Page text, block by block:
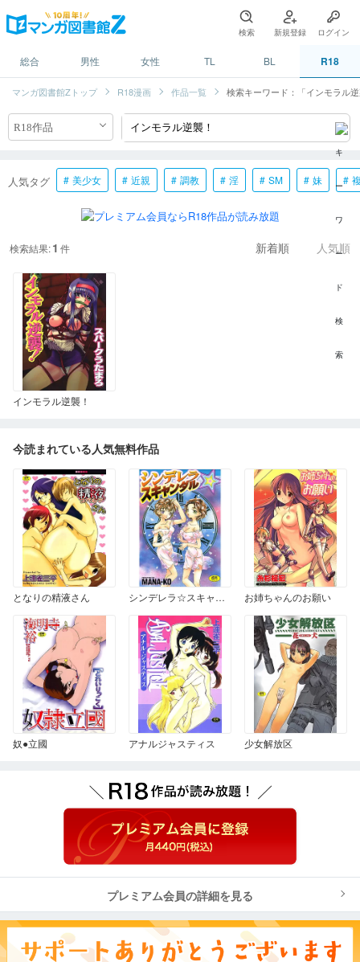
検索 新規登録 ログイン
総合 男性 女性 TL BL R18
マンガ図書館Zトップ R18漫画 作品一覧 検索キーワード：「インモラル
人気タグ 美少女 近親 調教 淫 SM 妹
検索結果:1 件 新着順 人気順
インモラル逆襲！
今読まれている人気無料作品
となりの精液さん シンデレラ☆スキャンダル お姉ちゃんのお願い
奴●立國 アナルジャスティス 少女解放区
プレミアム会員の詳細を見る